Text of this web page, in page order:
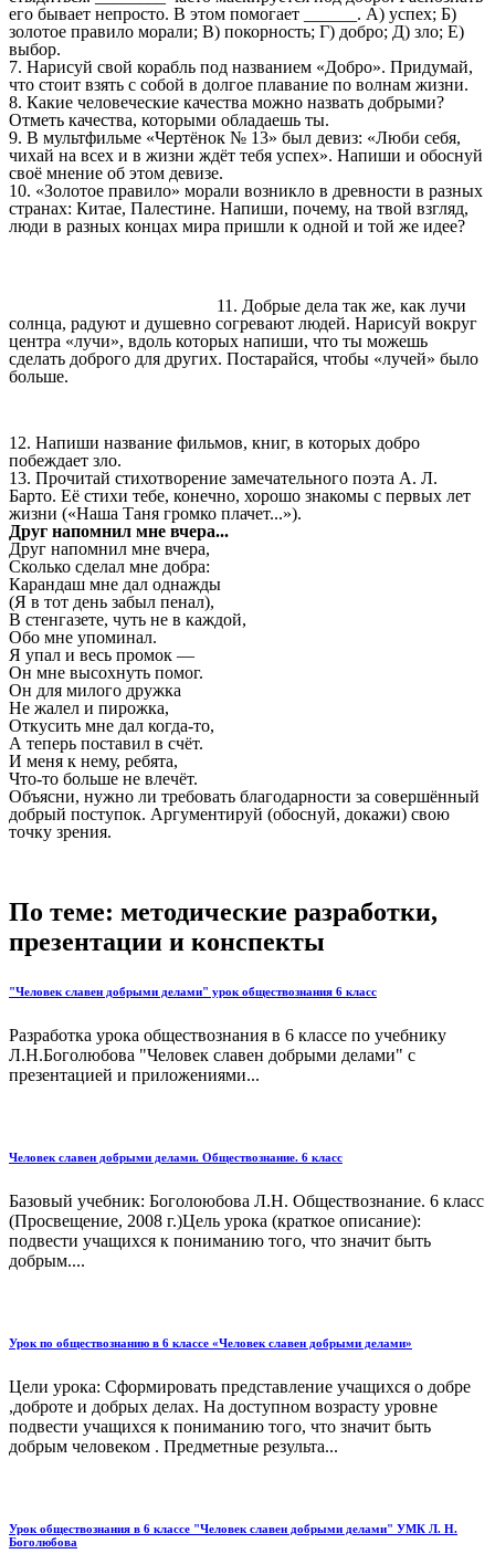
его бывает непросто. В этом помогает ______. А) успех; Б)
золотое правило морали; В) покорность; Г) добро; Д) зло; Е)
выбор.
7. Нарисуй свой корабль под названием «Добро». Придумай,
что стоит взять с собой в долгое плавание по волнам жизни.
8. Какие человеческие качества можно назвать добрыми?
Отметь качества, которыми обладаешь ты.
9. В мультфильме «Чертёнок № 13» был девиз: «Люби себя,
чихай на всех и в жизни ждёт тебя успех». Напиши и обоснуй
своё мнение об этом девизе.
10. «Золотое правило» морали возникло в древности в разных
странах: Китае, Палестине. Напиши, почему, на твой взгляд,
люди в разных концах мира пришли к одной и той же идее?
11. Добрые дела так же, как лучи
солнца, радуют и душевно согревают людей. Нарисуй вокруг
центра «лучи», вдоль которых напиши, что ты можешь
сделать доброго для других. Постарайся, чтобы «лучей» было
больше.
12. Напиши название фильмов, книг, в которых добро
побеждает зло.
13. Прочитай стихотворение замечательного поэта А. Л.
Барто. Её стихи тебе, конечно, хорошо знакомы с первых лет
жизни («Наша Таня громко плачет...»).
Друг напомнил мне вчера...
Друг напомнил мне вчера,
Сколько сделал мне добра:
Карандаш мне дал однажды
(Я в тот день забыл пенал),
В стенгазете, чуть не в каждой,
Обо мне упоминал.
Я упал и весь промок —
Он мне высохнуть помог.
Он для милого дружка
Не жалел и пирожка,
Откусить мне дал когда-то,
А теперь поставил в счёт.
И меня к нему, ребята,
Что-то больше не влечёт.
Объясни, нужно ли требовать благодарности за совершённый
добрый поступок. Аргументируй (обоснуй, докажи) свою
точку зрения.
По теме: методические разработки,
презентации и конспекты
"Человек славен добрыми делами" урок обществознания 6 класс
Разработка урока обществознания в 6 классе по учебнику
Л.Н.Боголюбова "Человек славен добрыми делами" с
презентацией и приложениями...
Человек славен добрыми делами. Обществознание. 6 класс
Базовый учебник: Боголоюбова Л.Н. Обществознание. 6 класс
(Просвещение, 2008 г.)Цель урока (краткое описание):
подвести учащихся к пониманию того, что значит быть
добрым....
Урок по обществознанию в 6 классе «Человек славен добрыми делами»
Цели урока: Сформировать представление учащихся о добре
,доброте и добрых делах. На доступном возрасту уровне
подвести учащихся к пониманию того, что значит быть
добрым человеком . Предметные результа...
Урок обществознания в 6 классе "Человек славен добрыми делами" УМК Л. Н.
Боголюбова